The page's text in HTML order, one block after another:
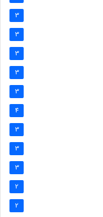
3
3
3
3
3
4
3
3
3
2
2